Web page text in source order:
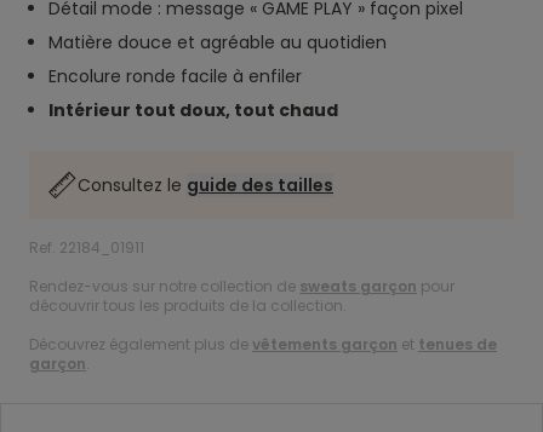
Détail mode : message « GAME PLAY » façon pixel
Matière douce et agréable au quotidien
Encolure ronde facile à enfiler
Intérieur tout doux, tout chaud
Consultez le guide des tailles
Ref. 22184_01911
Rendez-vous sur notre collection de sweats garçon pour
découvrir tous les produits de la collection.
Découvrez également plus devêtements garçon et tenues de
garçon.